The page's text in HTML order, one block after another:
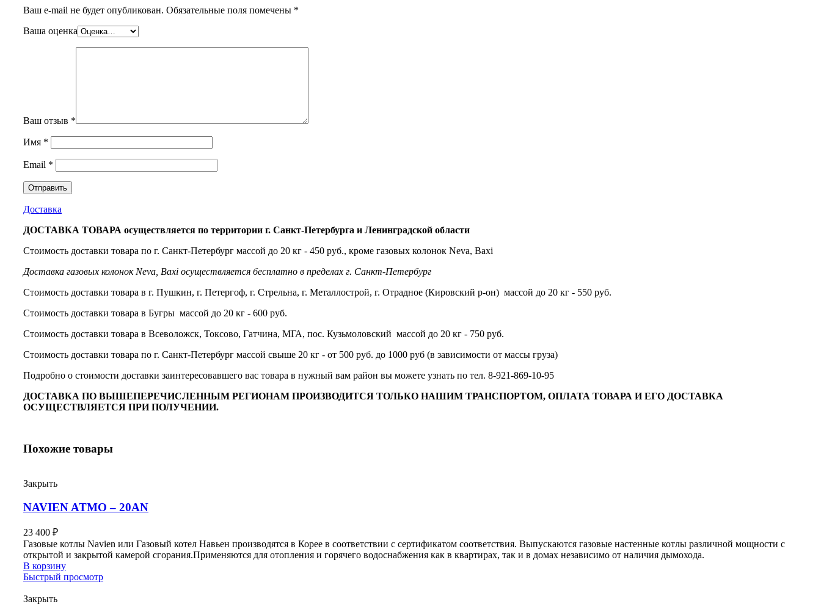
Ваш e-mail не будет опубликован. Обязательные поля помечены *
Ваша оценка
Ваш отзыв *
Имя *
Email *
Доставка
ДОСТАВКА ТОВАРА осуществляется по территории г. Санкт-Петербурга и Ленинградской области
Стоимость доставки товара по г. Санкт-Петербург массой до 20 кг - 450 руб., кроме газовых колонок Neva, Baxi
Доставка газовых колонок Neva, Baxi осуществляется бесплатно в пределах г. Санкт-Петербург
Стоимость доставки товара в г. Пушкин, г. Петергоф, г. Стрельна, г. Металлострой, г. Отрадное (Кировский р-он) массой до 20 кг - 550 руб.
Стоимость доставки товара в Бугры массой до 20 кг - 600 руб.
Стоимость доставки товара в Всеволожск, Токсово, Гатчина, МГА, пос. Кузьмоловский массой до 20 кг - 750 руб.
Стоимость доставки товара по г. Санкт-Петербург массой свыше 20 кг - от 500 руб. до 1000 руб (в зависимости от массы груза)
Подробно о стоимости доставки заинтересовавшего вас товара в нужный вам район вы можете узнать по тел. 8-921-869-10-95
ДОСТАВКА ПО ВЫШЕПЕРЕЧИСЛЕННЫМ РЕГИОНАМ ПРОИЗВОДИТСЯ ТОЛЬКО НАШИМ ТРАНСПОРТОМ, ОПЛАТА ТОВАРА И ЕГО ДОСТАВКА
ОСУЩЕСТВЛЯЕТСЯ ПРИ ПОЛУЧЕНИИ.
Похожие товары
Закрыть
NAVIEN ATMO – 20AN
23 400 ₽
Газовые котлы Navien или Газовый котел Навьен производятся в Корее в соответствии с сертификатом соответствия. Выпускаются газовые настенные котлы различной мощности с
открытой и закрытой камерой сгорания.Применяются для отопления и горячего водоснабжения как в квартирах, так и в домах независимо от наличия дымохода.
В корзину
Быстрый просмотр
Закрыть